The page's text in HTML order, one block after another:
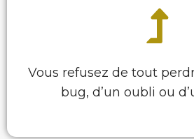
Vous refusez de tout
bug, d’un oubli ou